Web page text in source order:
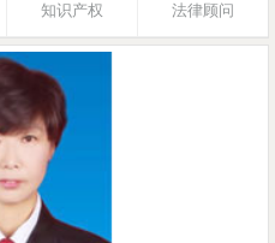
知识产权 法律顾问